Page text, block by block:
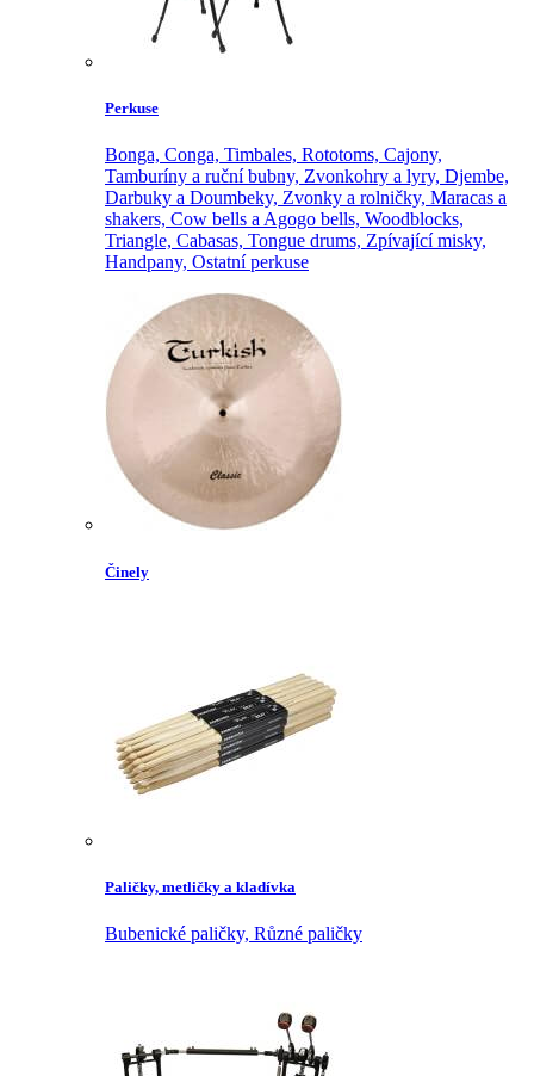
Perkuse
Bonga, Conga, Timbales, Rototoms, Cajony,
Tamburíny a ruční bubny, Zvonkohry a lyry, Djembe,
Darbuky a Doumbeky, Zvonky a rolničky, Maracas a
shakers, Cow bells a Agogo bells, Woodblocks,
Triangle, Cabasas, Tongue drums, Zpívající misky,
Handpany, Ostatní perkuse
Činely
Paličky, metličky a kladívka
Bubenické paličky, Různé paličky